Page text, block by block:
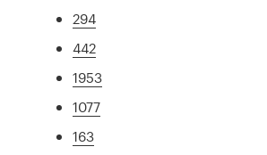
294
442
1953
1077
163